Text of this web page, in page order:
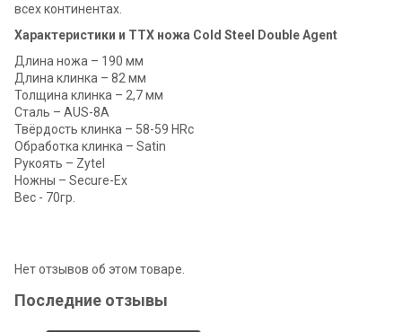
всех континентах.
Характеристики и ТТХ ножа Cold Steel Double Agent
Длина ножа – 190 мм
Длина клинка – 82 мм
Толщина клинка – 2,7 мм
Сталь – AUS-8A
Твёрдость клинка – 58-59 HRc
Обработка клинка – Satin
Рукоять – Zytel
Ножны – Secure-Ex
Вес - 70гр.
Нет отзывов об этом товаре.
Последние отзывы